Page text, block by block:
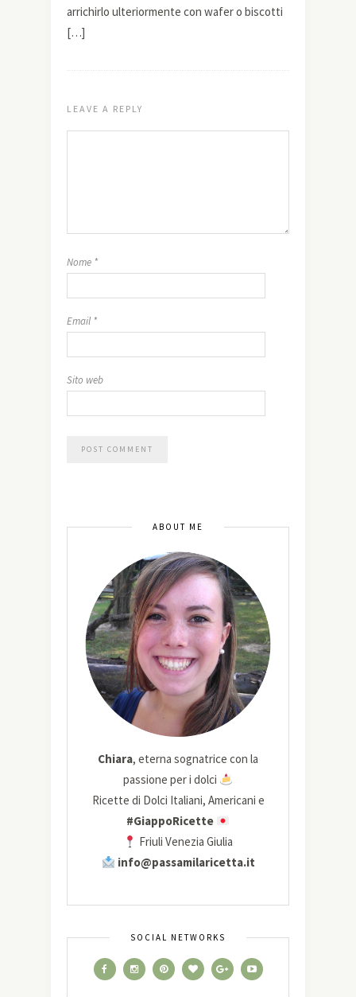
arrichirlo ulteriormente con wafer o biscotti
[…]
LEAVE A REPLY
Nome *
Email *
Sito web
ABOUT ME
Chiara, eterna sognatrice con la
passione per i dolci
Ricette di Dolci Italiani, Americani e
#GiappoRicette
Friuli Venezia Giulia
info@passamilaricetta.it
SOCIAL NETWORKS